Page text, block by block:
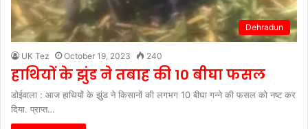
Dehradun
UK Tez October 19, 2023 240
हाथियों के झुंड ने तबाह की 10 बीघा फसल
डोईवाला : आज हाथियों के झुंड ने किसानों की लगभग 10 बीघा गन्ने की फसल को नष्ट कर
दिया. प्राप्त…